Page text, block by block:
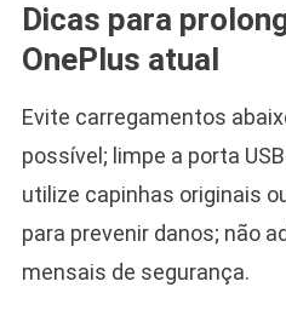
Dicas para
OnePlus atual
Evite carregamentos
possível; limpe a porta
utilize capinhas originais
para prevenir danos; não
mensais de segurança.